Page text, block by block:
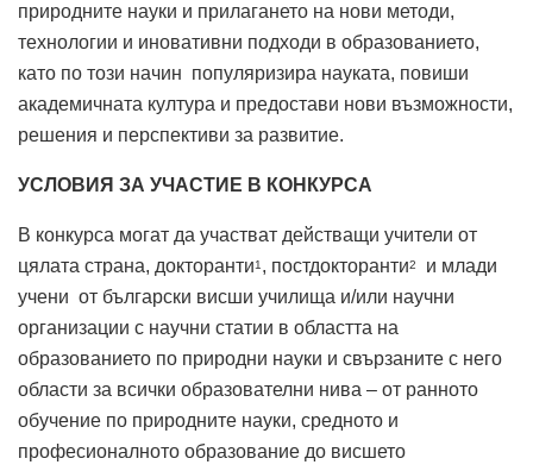
природните науки и прилагането на нови методи,
технологии и иновативни подходи в образованието,
като по този начин популяризира науката, повиши
академичната култура и предостави нови възможности,
решения и перспективи за развитие.
УСЛОВИЯ ЗА УЧАСТИЕ В КОНКУРСА
В конкурса могат да участват действащи учители от
цялата страна, докторанти1 , постдокторанти2
и млади
учени от български висши училища и/или научни
организации с научни статии в областта на
образованието по природни науки и свързаните с него
области за всички образователни нива – от ранното
обучение по природните науки, средното и
професионалното образование до висшето